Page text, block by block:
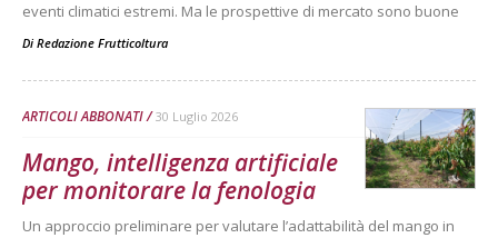
eventi climatici estremi. Ma le prospettive di mercato sono buone
Di Redazione Frutticoltura
ARTICOLI ABBONATI 30 Luglio 2026
Mango, intelligenza artificiale
per monitorare la fenologia
Un approccio preliminare per valutare l’adattabilità del mango in